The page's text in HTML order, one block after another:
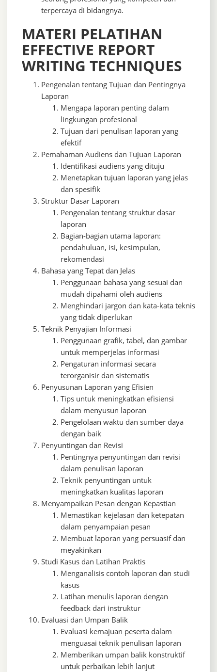
terpercaya di bidangnya.
MATERI PELATIHAN
EFFECTIVE REPORT
WRITING TECHNIQUES
Pengenalan tentang Tujuan dan Pentingnya
Laporan
Mengapa laporan penting dalam
lingkungan profesional
Tujuan dari penulisan laporan yang
efektif
Pemahaman Audiens dan Tujuan Laporan
Identifikasi audiens yang dituju
Menetapkan tujuan laporan yang jelas
dan spesifik
Struktur Dasar Laporan
Pengenalan tentang struktur dasar
laporan
Bagian-bagian utama laporan:
pendahuluan, isi, kesimpulan,
rekomendasi
Bahasa yang Tepat dan Jelas
Penggunaan bahasa yang sesuai dan
mudah dipahami oleh audiens
Menghindari jargon dan kata-kata teknis
yang tidak diperlukan
Teknik Penyajian Informasi
Penggunaan grafik, tabel, dan gambar
untuk memperjelas informasi
Pengaturan informasi secara
terorganisir dan sistematis
Penyusunan Laporan yang Efisien
Tips untuk meningkatkan efisiensi
dalam menyusun laporan
Pengelolaan waktu dan sumber daya
dengan baik
Penyuntingan dan Revisi
Pentingnya penyuntingan dan revisi
dalam penulisan laporan
Teknik penyuntingan untuk
meningkatkan kualitas laporan
Menyampaikan Pesan dengan Kepastian
Memastikan kejelasan dan ketepatan
dalam penyampaian pesan
Membuat laporan yang persuasif dan
meyakinkan
Studi Kasus dan Latihan Praktis
Menganalisis contoh laporan dan studi
kasus
Latihan menulis laporan dengan
feedback dari instruktur
Evaluasi dan Umpan Balik
Evaluasi kemajuan peserta dalam
menguasai teknik penulisan laporan
Memberikan umpan balik konstruktif
untuk perbaikan lebih lanjut